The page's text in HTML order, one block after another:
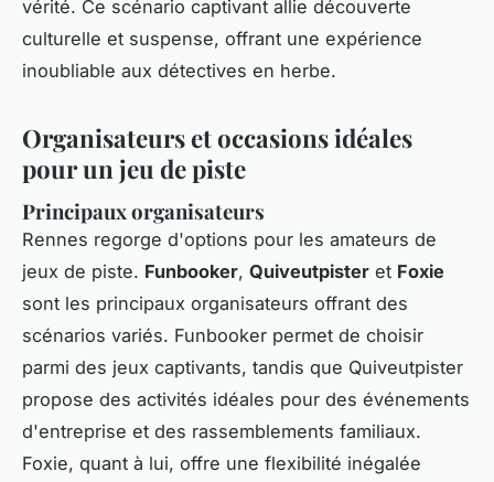
vérité. Ce scénario captivant allie découverte
culturelle et suspense, offrant une expérience
inoubliable aux détectives en herbe.
Organisateurs et occasions idéales
pour un jeu de piste
Principaux organisateurs
Rennes regorge d'options pour les amateurs de
jeux de piste. Funbooker, Quiveutpister et Foxie
sont les principaux organisateurs offrant des
scénarios variés. Funbooker permet de choisir
parmi des jeux captivants, tandis que Quiveutpister
propose des activités idéales pour des événements
d'entreprise et des rassemblements familiaux.
Foxie, quant à lui, offre une flexibilité inégalée